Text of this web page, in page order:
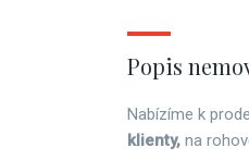
Popis
Nabízíme k
klienty, na